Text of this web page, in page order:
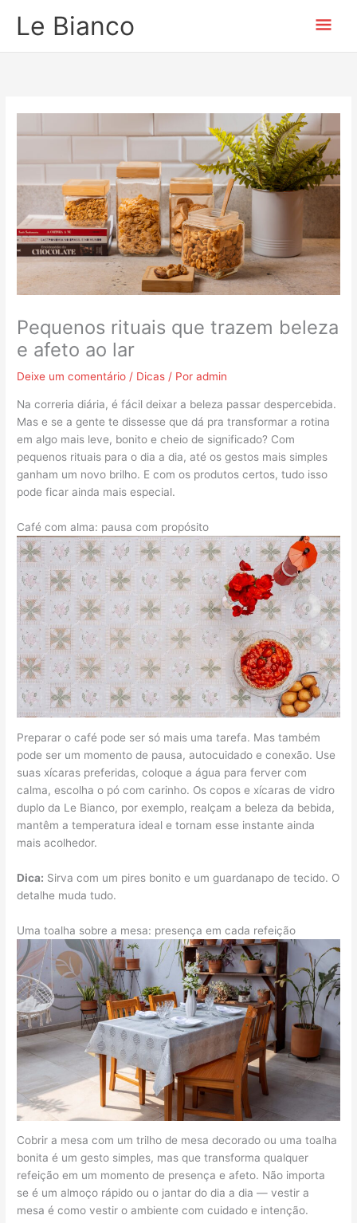
Le Bianco
Pequenos rituais que trazem beleza
e afeto ao lar
Deixe um comentário / Dicas / Poradmin
Na correria diária, é fácil deixar a beleza passar despercebida.
Mas e se a gente te dissesse que dá pra transformar a rotina
em algo mais leve, bonito e cheio de significado? Com
pequenos rituais para o dia a dia, até os gestos mais simples
ganham um novo brilho. E com os produtos certos, tudo isso
pode ficar ainda mais especial.
Café com alma: pausa com propósito
Preparar o café pode ser só mais uma tarefa. Mas também
pode ser um momento de pausa, autocuidado e conexão. Use
suas xícaras preferidas, coloque a água para ferver com
calma, escolha o pó com carinho. Os copos e xícaras de vidro
duplo da Le Bianco, por exemplo, realçam a beleza da bebida,
mantêm a temperatura ideal e tornam esse instante ainda
mais acolhedor.
Dica: Sirva com um pires bonito e um guardanapo de tecido. O
detalhe muda tudo.
Uma toalha sobre a mesa: presença em cada refeição
Cobrir a mesa com um trilho de mesa decorado ou uma toalha
bonita é um gesto simples, mas que transforma qualquer
refeição em um momento de presença e afeto. Não importa
se é um almoço rápido ou o jantar do dia a dia — vestir a
mesa é como vestir o ambiente com cuidado e intenção.